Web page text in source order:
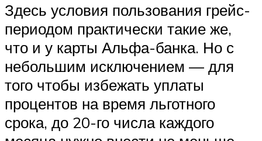
Здесь условия пользования грейс-
периодом практически такие же,
что и у карты Альфа-банка. Но с
небольшим исключением — для
того чтобы избежать уплаты
процентов на время льготного
срока, до 20-го числа каждого